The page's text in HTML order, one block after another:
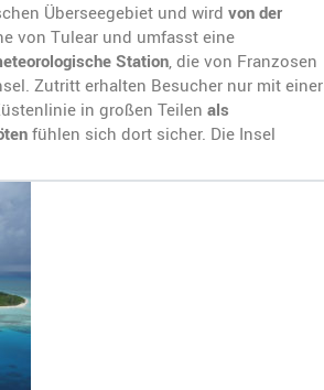
Überseegebiet und wird von der
von Tulear und umfasst eine
Station, die von Franzosen
Zutritt erhalten Besucher nur mit einer
in großen Teilen als
fühlen sich dort sicher. Die Insel